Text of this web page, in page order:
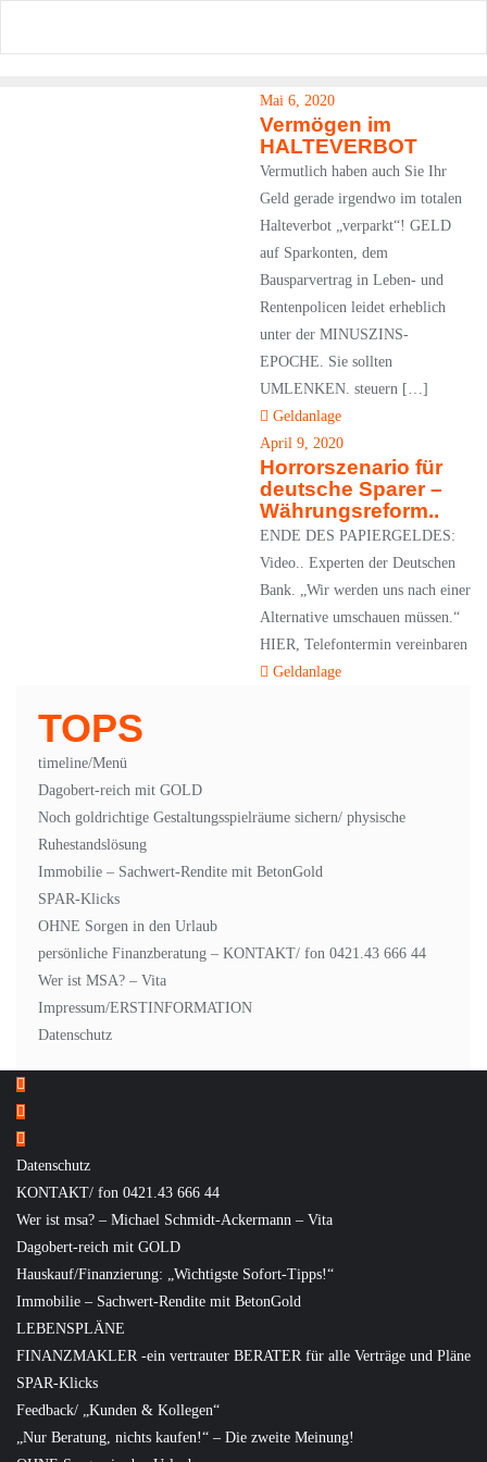
Mai 6, 2020
Vermögen im
HALTEVERBOT
Vermutlich haben auch Sie Ihr
Geld gerade irgendwo im totalen
Halteverbot „verparkt“! GELD
auf Sparkonten, dem
Bausparvertrag in Leben- und
Rentenpolicen leidet erheblich
unter der MINUSZINS-
EPOCHE. Sie sollten
UMLENKEN. steuern […]
Geldanlage
April 9, 2020
Horrorszenario für
deutsche Sparer –
Währungsreform..
ENDE DES PAPIERGELDES:
Video.. Experten der Deutschen
Bank. „Wir werden uns nach einer
Alternative umschauen müssen.“
HIER, Telefontermin vereinbaren
Geldanlage
TOPS
timeline/Menü
Dagobert-reich mit GOLD
Noch goldrichtige Gestaltungsspielräume sichern/ physische
Ruhestandslösung
Immobilie – Sachwert-Rendite mit BetonGold
SPAR-Klicks
OHNE Sorgen in den Urlaub
persönliche Finanzberatung – KONTAKT/ fon 0421.43 666 44
Wer ist MSA? – Vita
Impressum/ERSTINFORMATION
Datenschutz
Datenschutz
KONTAKT/ fon 0421.43 666 44
Wer ist msa? – Michael Schmidt-Ackermann – Vita
Dagobert-reich mit GOLD
Hauskauf/Finanzierung: „Wichtigste Sofort-Tipps!“
Immobilie – Sachwert-Rendite mit BetonGold
LEBENSPLÄNE
FINANZMAKLER -ein vertrauter BERATER für alle Verträge und Pläne
SPAR-Klicks
Feedback/ „Kunden & Kollegen“
„Nur Beratung, nichts kaufen!“ – Die zweite Meinung!